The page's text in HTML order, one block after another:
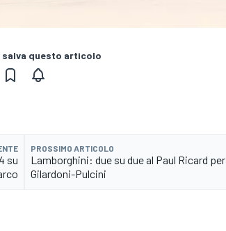
salva questo articolo
su
PROSSIMO ARTICOLO
Lamborghini: due su due al Paul Ricard per
Gilardoni-Pulcini